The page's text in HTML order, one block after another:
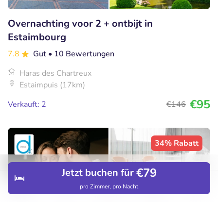
Entdecken Restaurants Buchungen
Jetzt buchen für€79
pro Zimmer, pro Nacht
Overnachting voor 2 + ontbijt in
Estaimbourg
7.8 Gut • 10 Bewertungen
Haras des Chartreux
Estaimpuis (17km)
Verkauft: 2
€146 €95
34% Rabatt